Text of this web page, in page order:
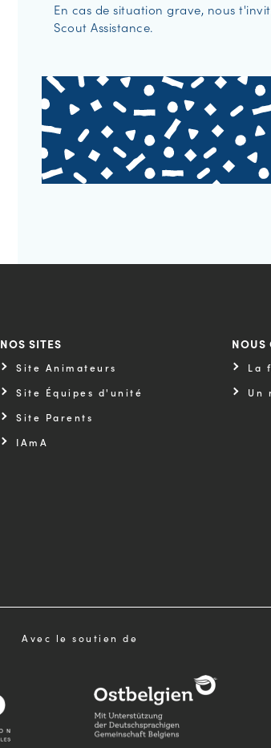
En cas de situation grave, nous
Scout Assistance.
NOS SITES
Site Animateurs
Site Équipes d'unité
Site Parents
IAmA
NOUS
La
Un
Avec le soutien de